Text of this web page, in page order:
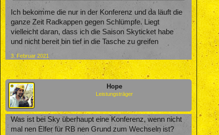
Ich bekomme die nur in der Konferenz und da läuft die
ganze Zeit Radkappen gegen Schlümpfe. Liegt
vielleicht daran, dass ich die Saison Skyticket habe
und nicht bereit bin tief in die Tasche zu greifen
3. Februar 2021
Hope
Leistungsträger
Was ist bei Sky überhaupt eine Konferenz, wenn nicht
mal nen Elfer für RB nen Grund zum Wechseln ist?